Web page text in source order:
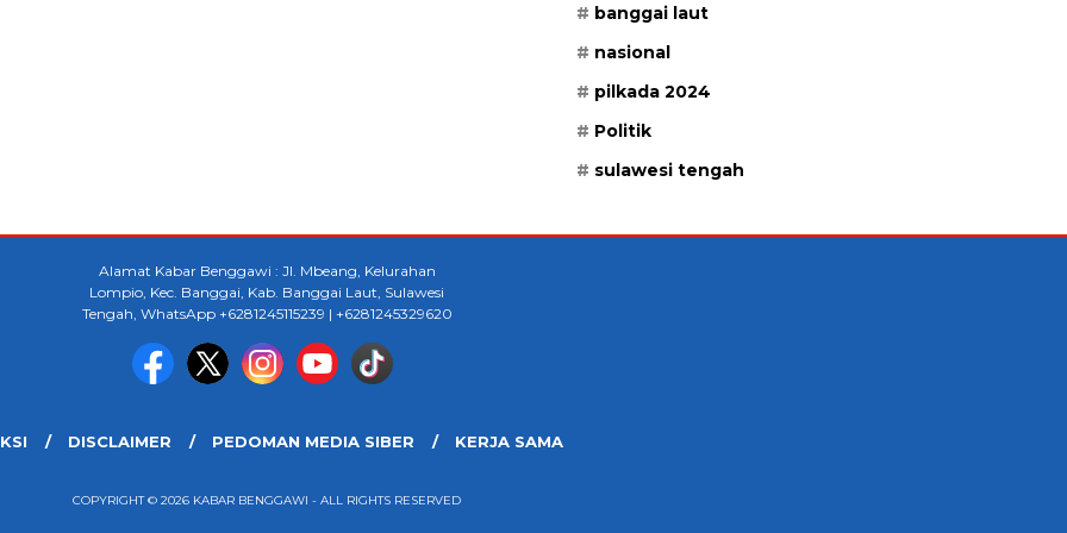
banggai laut
nasional
pilkada 2024
Politik
sulawesi tengah
Alamat Kabar Benggawi : Jl. Mbeang, Kelurahan
Lompio, Kec. Banggai, Kab. Banggai Laut, Sulawesi
Tengah, WhatsApp +6281245115239 | +6281245329620
DISCLAIMER PEDOMAN MEDIA SIBER KERJA SAMA
COPYRIGHT © 2026 KABAR BENGGAWI - ALL RIGHTS RESERVED